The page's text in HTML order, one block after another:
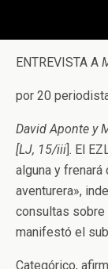
ENTREVISTA A
por 20
David Aponte y
[LJ, 15/iii]. El
alguna y
aventurera»,
consultas sobre
manifestó el
Categórico,